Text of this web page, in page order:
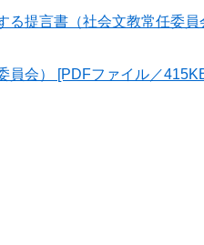
る提言書（社会文教常任委
員会） [PDFファイル／